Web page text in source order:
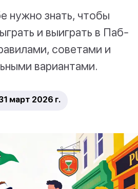
нужно знать, чтобы
и выиграть в Паб-
советами и
вариантами.
март 2026 г.